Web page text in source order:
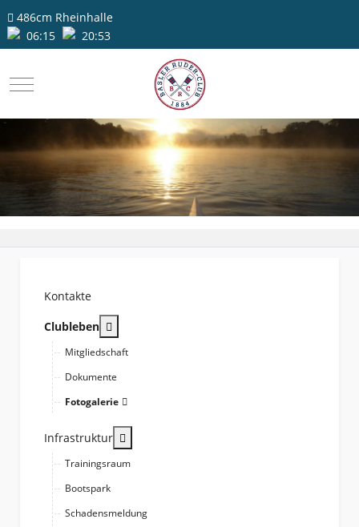
486cm Rheinhalle
06:15
20:53
Mobile Menu Toggle
Kontakte
Clubleben
Mitgliedschaft
Dokumente
Fotogalerie
Infrastruktur
Trainingsraum
Bootspark
Schadensmeldung